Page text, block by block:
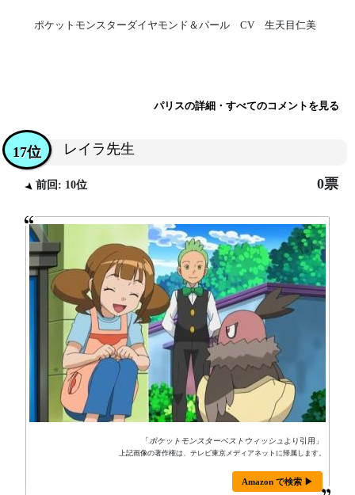
ポケットモンスターダイヤモンド＆パール CV 生天目仁美
パリスの詳細・すべてのコメントを見る
レイラ先生
17位
前回: 10位 0票
「ポケットモンスターベストウィッシュ より引用」
上記画像の著作権は、テレビ東京メディアネットに帰属します。
Amazon で検索 ▶